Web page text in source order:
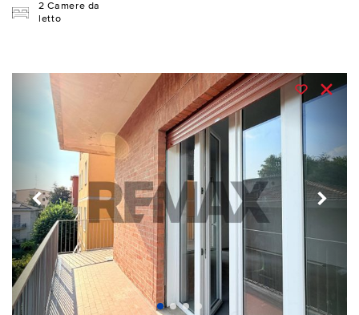
2 Camere da
letto